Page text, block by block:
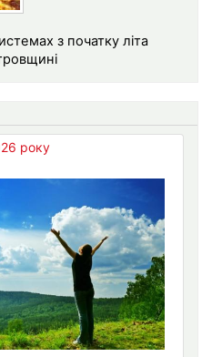
з початку літа
року